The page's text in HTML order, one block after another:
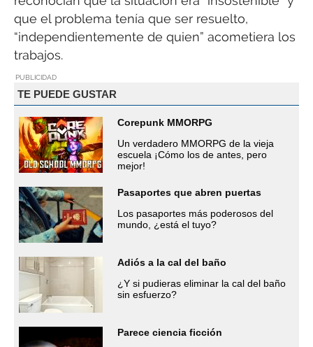
que el problema tenía que ser resuelto,
“independientemente de quien” acometiera los
trabajos.
PUBLICIDAD
TE PUEDE GUSTAR
Corepunk MMORPG
Un verdadero MMORPG de la vieja
escuela ¡Cómo los de antes, pero
mejor!
Pasaportes que abren puertas
Los pasaportes más poderosos del
mundo, ¿está el tuyo?
Adiós a la cal del baño
¿Y si pudieras eliminar la cal del baño
sin esfuerzo?
Parece ciencia ficción